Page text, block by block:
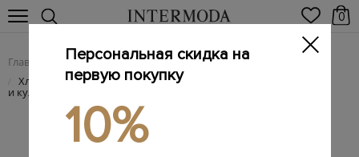
0
Главная Женщинам / Женская одежда / Женские брюки
/ Хлопковые брюки с диагональными накладными карманами
и кулиской
Персональная скидка на
первую покупку
10%